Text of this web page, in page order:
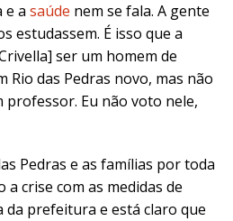
e a saúde nem se fala. A gente
estudassem. É isso que a
ser um homem de
Rio das Pedras novo, mas não
professor. Eu não voto nele,
Pedras e as famílias por toda
a crise com as medidas de
da prefeitura e está claro que